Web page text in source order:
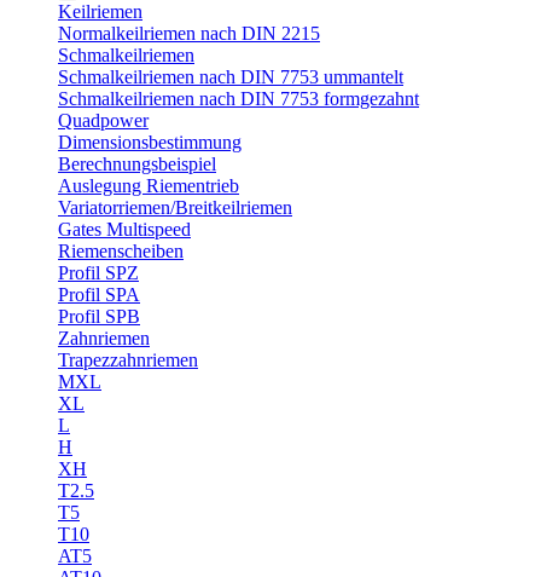
Keilriemen
Normalkeilriemen nach DIN 2215
Schmalkeilriemen
Schmalkeilriemen nach DIN 7753 ummantelt
Schmalkeilriemen nach DIN 7753 formgezahnt
Quadpower
Dimensionsbestimmung
Berechnungsbeispiel
Auslegung Riementrieb
Variatorriemen/Breitkeilriemen
Gates Multispeed
Riemenscheiben
Profil SPZ
Profil SPA
Profil SPB
Zahnriemen
Trapezzahnriemen
MXL
XL
L
H
XH
T2.5
T5
T10
AT5